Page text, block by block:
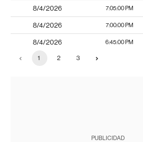
8/4/2026 7:05:00 PM
8/4/2026 7:00:00 PM
8/4/2026 6:45:00 PM
1 2 3
PUBLICIDAD